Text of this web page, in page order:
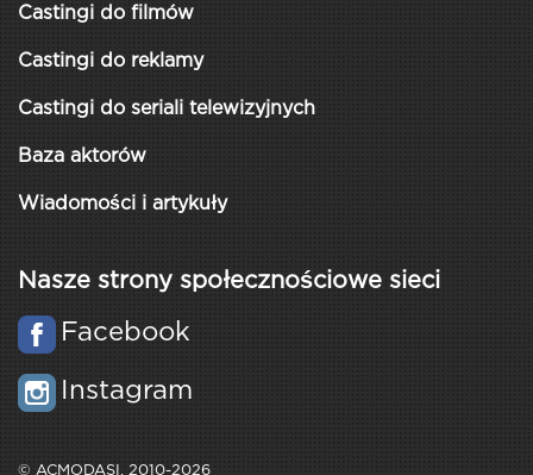
Castingi do filmów
Castingi do reklamy
Castingi do seriali telewizyjnych
Baza aktorów
Wiadomości i artykuły
Nasze strony społecznościowe sieci
Facebook
Instagram
© ACMODASI, 2010-2026